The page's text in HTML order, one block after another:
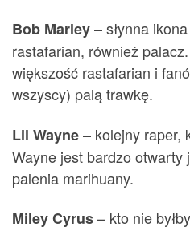
Bob Marley– słynna
rastafarian, również
większość rastafarian i
wszyscy) palą trawkę.
Lil Wayne– kolejny raper,
Wayne jest bardzo otwarty
palenia marihuany.
Miley Cyrus– kto nie